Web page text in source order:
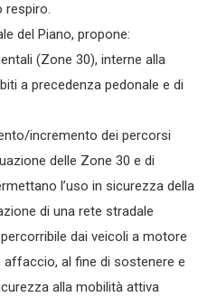
respiro.
del Piano, propone:
(Zone 30), interne alla
a precedenza pedonale e di
incremento dei percorsi
delle Zone 30 e di
l’uso in sicurezza della
di una rete stradale
dai veicoli a motore
al fine di sostenere e
alla mobilità attiva